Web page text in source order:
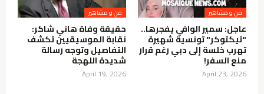
فن و مشاهير
عاجل: سمير الوافي يفجرها..
"تيكتوكر" تونسية شهيرة
تهرب خلسة إلى دبي رغم قرار
منع السفر!
April 23, 2026
فن و مشاهير
حقيقة وفاة هاني شاكر:
نقابة الموسيقيين تكشف
التفاصيل وتوجه رسالة
شديدة اللهجة
April 19, 2026